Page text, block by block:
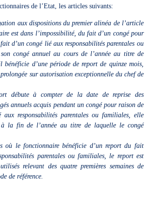
de l’Etat, les articles suivants:
aux dispositions du premier alinéa de l’article
est dans l’impossibilité, du fait d’un congé pour
d’un congé lié aux responsabilités parentales ou
congé annuel au cours de l’année au titre de
d’une période de report de quinze mois,
sur autorisation exceptionnelle du chef de
débute à compter de la date de reprise des
annuels acquis pendant un congé pour raison de
responsabilités parentales ou familiales, elle
la fin de l’année au titre de laquelle le congé
où le fonctionnaire bénéficie d’un report du fait
parentales ou familiales, le report est
relevant des quatre premières semaines de
de référence.